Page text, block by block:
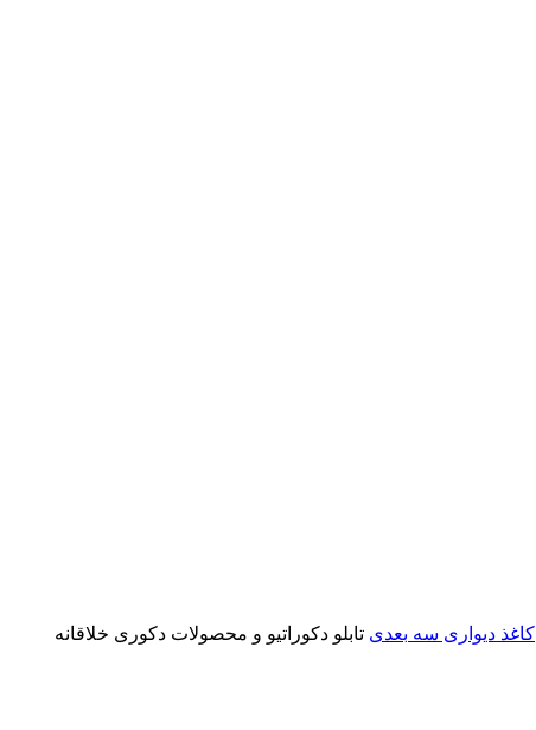
کاغذ دیواری سه بعدی تابلو دکوراتیو و محصولات دکوری خلاقانه